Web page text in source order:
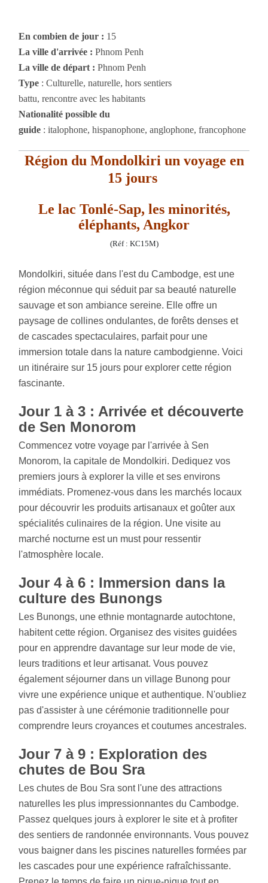
En combien de jour : 15
La ville d'arrivée :Phnom Penh
La ville de départ :Phnom Penh
Type : Culturelle, naturelle, hors sentiers
battu, rencontre avec les habitants
Nationalité possible du
guide : italophone, hispanophone, anglophone, francophone
Région du Mondolkiri un voyage en
15 jours
Le lac Tonlé-Sap, les minorités,
éléphants, Angkor
(Réf : KC15M)
Mondolkiri, située dans l'est du Cambodge, est une
région méconnue qui séduit par sa beauté naturelle
sauvage et son ambiance sereine. Elle offre un
paysage de collines ondulantes, de forêts denses et
de cascades spectaculaires, parfait pour une
immersion totale dans la nature cambodgienne. Voici
un itinéraire sur 15 jours pour explorer cette région
fascinante.
Jour 1 à 3 : Arrivée et découverte
de Sen Monorom
Commencez votre voyage par l'arrivée à Sen
Monorom, la capitale de Mondolkiri. Dediquez vos
premiers jours à explorer la ville et ses environs
immédiats. Promenez-vous dans les marchés locaux
pour découvrir les produits artisanaux et goûter aux
spécialités culinaires de la région. Une visite au
marché nocturne est un must pour ressentir
l'atmosphère locale.
Jour 4 à 6 : Immersion dans la
culture des Bunongs
Les Bunongs, une ethnie montagnarde autochtone,
habitent cette région. Organisez des visites guidées
pour en apprendre davantage sur leur mode de vie,
leurs traditions et leur artisanat. Vous pouvez
également séjourner dans un village Bunong pour
vivre une expérience unique et authentique. N'oubliez
pas d'assister à une cérémonie traditionnelle pour
comprendre leurs croyances et coutumes ancestrales.
Jour 7 à 9 : Exploration des
chutes de Bou Sra
Les chutes de Bou Sra sont l'une des attractions
naturelles les plus impressionnantes du Cambodge.
Passez quelques jours à explorer le site et à profiter
des sentiers de randonnée environnants. Vous pouvez
vous baigner dans les piscines naturelles formées par
les cascades pour une expérience rafraîchissante.